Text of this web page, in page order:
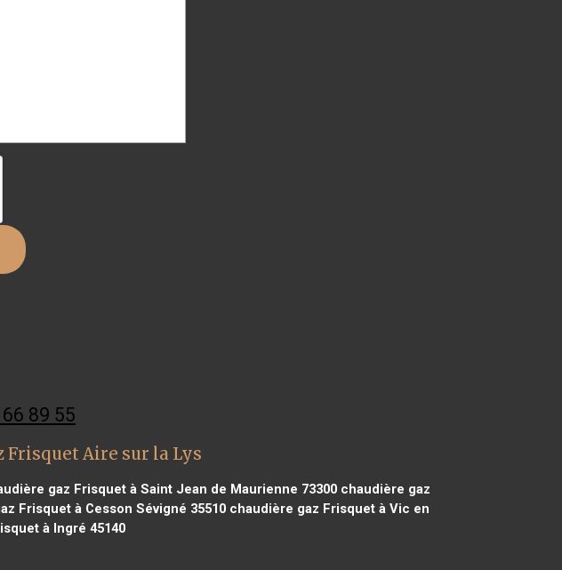
89 55
Aire sur la Lys
gaz Frisquet à Saint Jean de Maurienne 73300 chaudière gaz
Frisquet à Cesson Sévigné 35510 chaudière gaz Frisquet à Vic en
à Ingré 45140